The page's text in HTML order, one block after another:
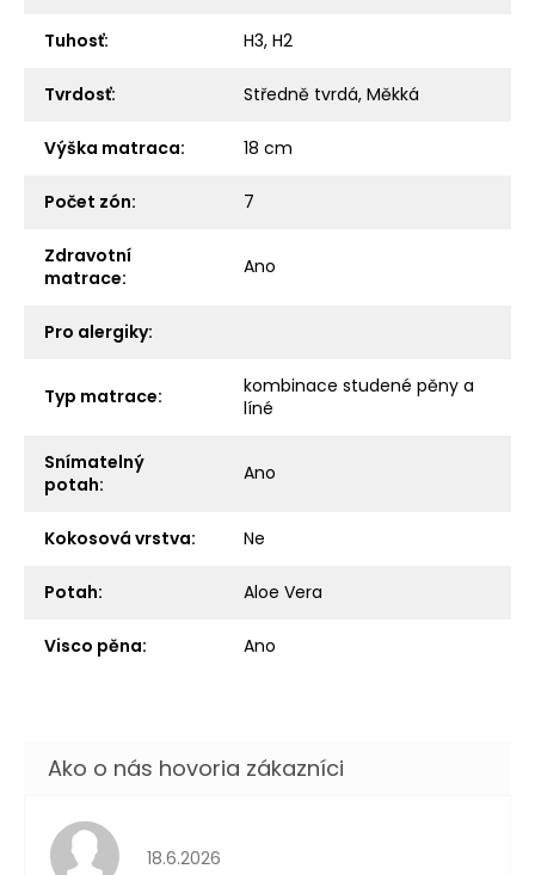
Tuhosť: H3, H2
Tvrdosť: Středně tvrdá, Měkká
Výška matraca: 18 cm
Počet zón: 7
Zdravotní
matrace: Ano
Pro alergiky:
Typ matrace:
kombinace studené pěny a
líné
Snímatelný
potah: Ano
Kokosová vrstva: Ne
Potah: Aloe Vera
Visco pěna: Ano
Hodnotenie obchodu je 5 z 5 hviezdičiek.
18.6.2026